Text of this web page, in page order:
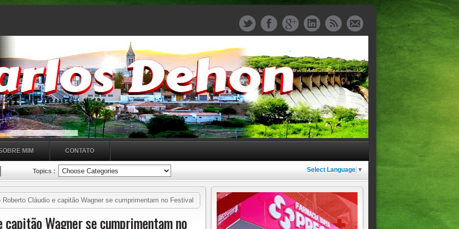
MIM CONTATO
Topics : Select Language ▼
Roberto Cláudio e capitão Wagner se cumprimentam no Festival
Wagner se cumprimentam no